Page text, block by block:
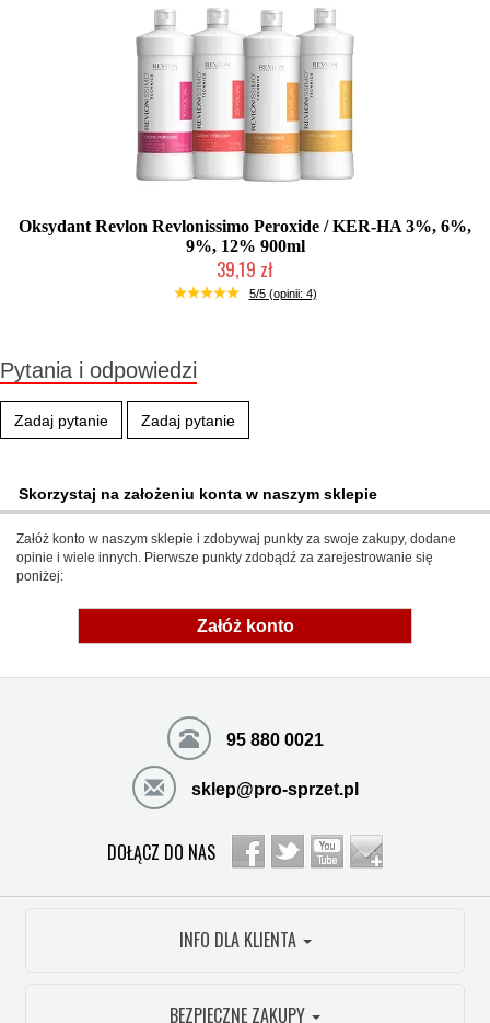
Oksydant Revlon Revlonissimo Peroxide / KER-HA 3%, 6%,
9%, 12% 900ml
39,19 zł
Duża ilość (wysyłka w 24h)
5/5 (opinii: 4)
Pytania i odpowiedzi
Zadaj pytanie Zadaj pytanie
Skorzystaj na założeniu konta w naszym sklepie
Załóż konto w naszym sklepie i zdobywaj punkty za swoje zakupy, dodane
opinie i wiele innych. Pierwsze punkty zdobądź za zarejestrowanie się
poniżej:
Załóż konto
95 880 0021
sklep@pro-sprzet.pl
DOŁĄCZ DO NAS
INFO DLA KLIENTA
BEZPIECZNE ZAKUPY